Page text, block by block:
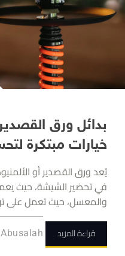
بدائل ورق
خيارات مبتكرة
يُعد ورق القصدير أو الألمنيوم
في تحضير الشيشة، حيث يعمل
والمعسل، حيث تعمل على توزيع
قراءة المزيد Abusalah